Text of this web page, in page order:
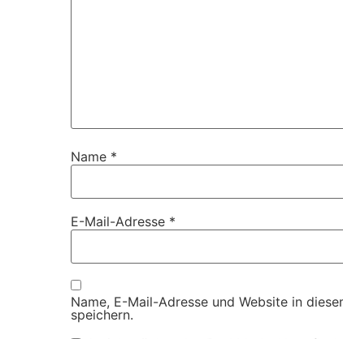
Name *
E-Mail-Adresse *
Name, E-Mail-Adresse und Website in
speichern.